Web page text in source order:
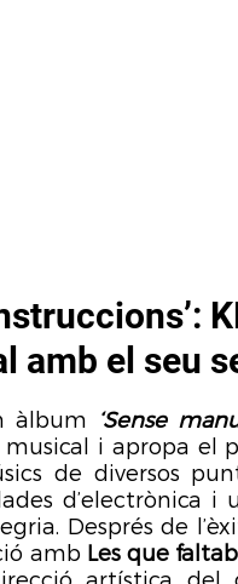
amb el seu
àlbum ‘Sense
i apropa el
de diversos
d’electrònica
Després de
amb Les que